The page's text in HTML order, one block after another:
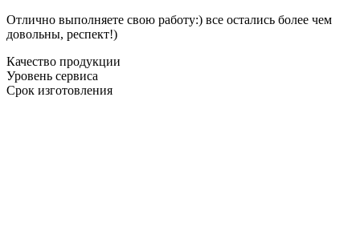
Отлично выполняете свою работу:) все остались более чем
довольны, респект!)
Качество продукции
Уровень сервиса
Срок изготовления